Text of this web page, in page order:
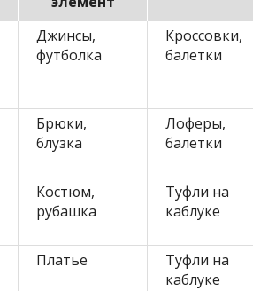
Джинсы,
футболка
Кроссовки,
балетки
Брюки,
блузка
Лоферы,
балетки
Костюм,
рубашка
Туфли на
каблуке
Платье
Туфли на
каблуке